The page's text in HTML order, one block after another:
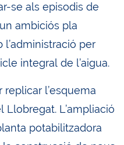
se als episodis de
ambiciós pla
l’administració per
integral de l’aigua.
l’esquema
Llobregat. L’ampliació
potabilitzadora